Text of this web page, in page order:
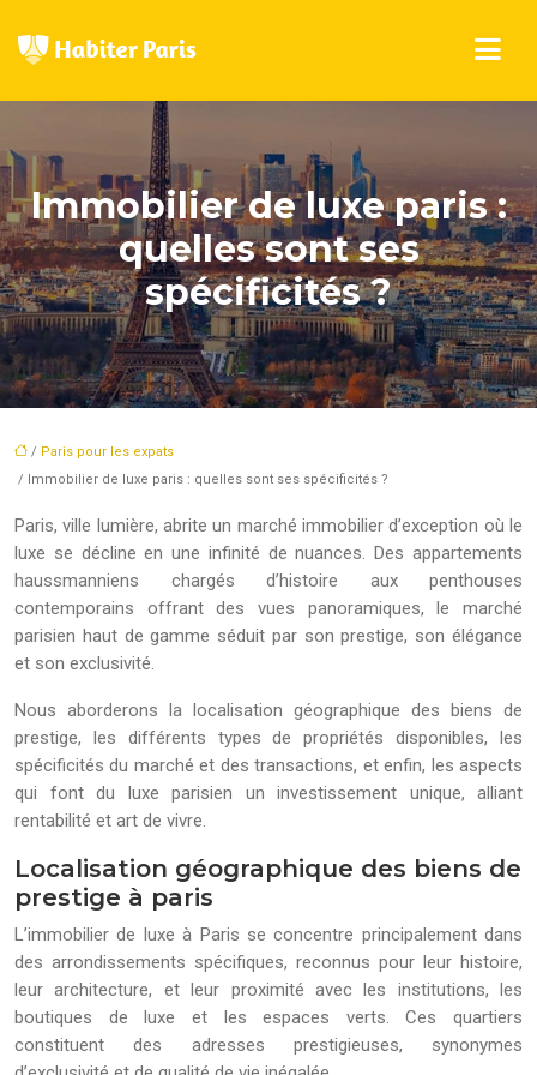
Immobilier de luxe paris :
quelles sont ses
spécificités ?
/ Paris pour les expats
/ Immobilier de luxe paris : quelles sont ses spécificités ?
Paris, ville lumière, abrite un marché immobilier d’exception où le
luxe se décline en une infinité de nuances. Des appartements
haussmanniens chargés d’histoire aux penthouses
contemporains offrant des vues panoramiques, le marché
parisien haut de gamme séduit par son prestige, son élégance
et son exclusivité.
Nous aborderons la localisation géographique des biens de
prestige, les différents types de propriétés disponibles, les
spécificités du marché et des transactions, et enfin, les aspects
qui font du luxe parisien un investissement unique, alliant
rentabilité et art de vivre.
Localisation géographique des biens de
prestige à paris
L’immobilier de luxe à Paris se concentre principalement dans
des arrondissements spécifiques, reconnus pour leur histoire,
leur architecture, et leur proximité avec les institutions, les
boutiques de luxe et les espaces verts. Ces quartiers
constituent des adresses prestigieuses, synonymes